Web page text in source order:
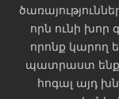
որն ունի խոր
որոնք կարող
պատրաստ ենք,
հոգալ այդ